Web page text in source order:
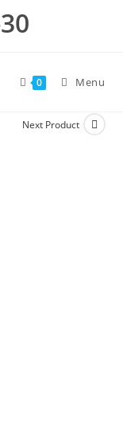
0 Menu
Next Product